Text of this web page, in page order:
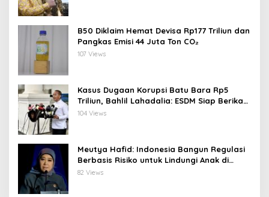
B50 Diklaim Hemat Devisa Rp177 Triliun dan
Pangkas Emisi 44 Juta Ton CO₂
107 Views
Kasus Dugaan Korupsi Batu Bara Rp5
Triliun, Bahlil Lahadalia: ESDM Siap Berikan
Data
104 Views
Meutya Hafid: Indonesia Bangun Regulasi
Berbasis Risiko untuk Lindungi Anak di
Dunia Digital
82 Views